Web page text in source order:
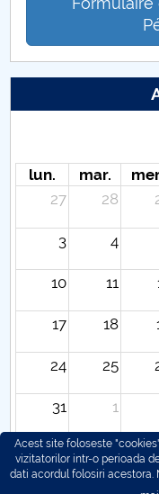
lun. mar.
27
28
3 4
10 11
17 18
24 25
31 1
Acest site foloseste
vizitatorilor intr-o perioada
dati acordul folosiri